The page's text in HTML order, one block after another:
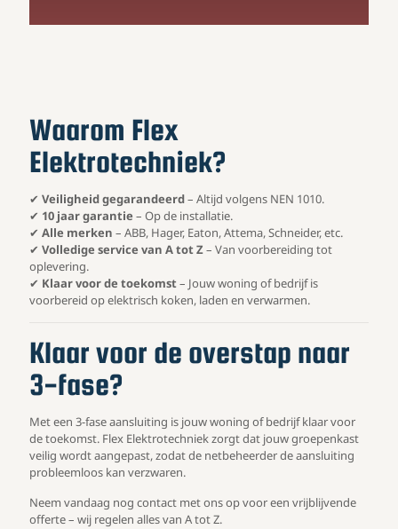
Waarom Flex
Elektrotechniek?
✔ Veiligheid gegarandeerd– Altijd volgens NEN 1010.
✔ 10 jaar garantie – Op de installatie.
✔ Alle merken – ABB, Hager, Eaton, Attema, Schneider, etc.
✔ Volledige service van A tot Z– Van voorbereiding tot
oplevering.
✔ Klaar voor de toekomst– Jouw woning of bedrijf is
voorbereid op elektrisch koken, laden en verwarmen.
Klaar voor de overstap naar
3-fase?
Met een 3-fase aansluiting is jouw woning of bedrijf klaar voor
de toekomst. Flex Elektrotechniek zorgt dat jouw groepenkast
veilig wordt aangepast, zodat de netbeheerder de aansluiting
probleemloos kan verzwaren.
Neem vandaag nog contact met ons op voor een vrijblijvende
offerte – wij regelen alles van A tot Z.